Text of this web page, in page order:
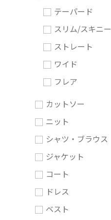
テーパード
スリム/スキニー
ストレート
ワイド
フレア
カットソー
ニット
シャツ・ブラウス
ジャケット
コート
ドレス
ベスト